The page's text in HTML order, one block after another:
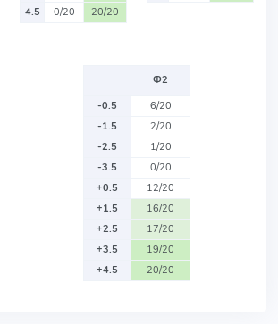
4.5
0/20 20/20
Ф2
-0.5
6/20
-1.5
2/20
-2.5
1/20
-3.5
0/20
+0.5
12/20
+1.5
16/20
+2.5
17/20
+3.5
19/20
+4.5
20/20